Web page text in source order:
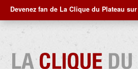
Devenez fan de La Clique du Plateau